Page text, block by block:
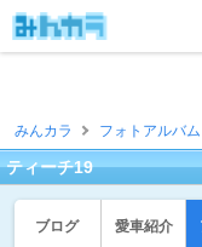
みんカラ フォトアルバム
ティーチ19
ブログ 愛車紹介